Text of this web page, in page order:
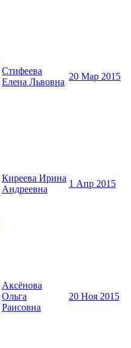
Стифеева
Елена Львовна
20 Мар 2015
Киреева Ирина
Андреевна
1 Апр 2015
Аксёнова
Ольга
Раисовна
20 Ноя 2015